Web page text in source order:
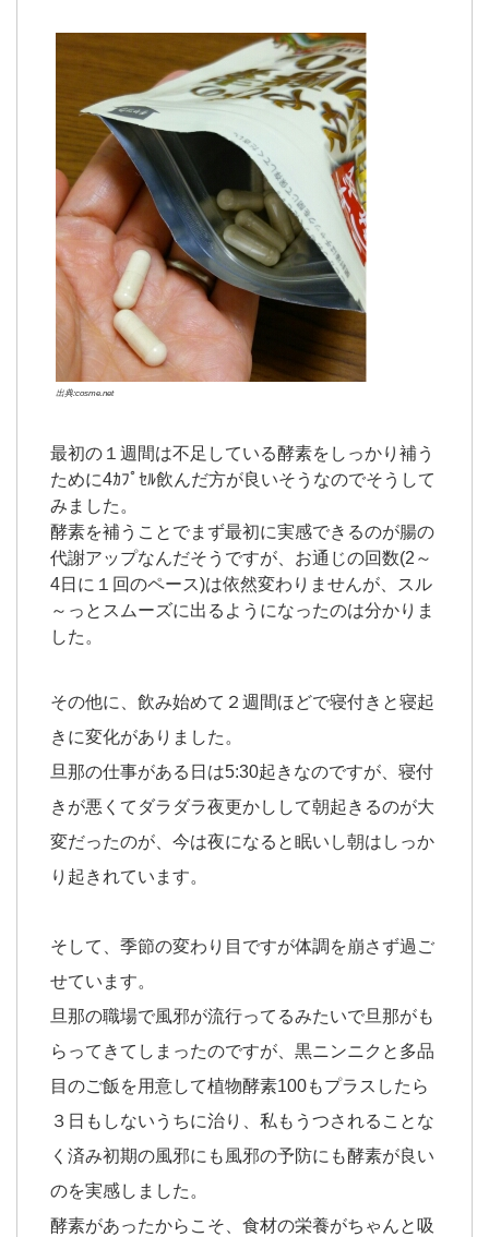
出典:cosme.net
最初の１週間は不足している酵素をしっかり補う
ために4ｶﾌﾟｾﾙ飲んだ方が良いそうなのでそうして
みました。
酵素を補うことでまず最初に実感できるのが腸の
代謝アップなんだそうですが、お通じの回数(2～
4日に１回のペース)は依然変わりませんが、スル
～っとスムーズに出るようになったのは分かりま
した。
その他に、飲み始めて２週間ほどで寝付きと寝起
きに変化がありました。
旦那の仕事がある日は5:30起きなのですが、寝付
きが悪くてダラダラ夜更かしして朝起きるのが大
変だったのが、今は夜になると眠いし朝はしっか
り起きれています。
そして、季節の変わり目ですが体調を崩さず過ご
せています。
旦那の職場で風邪が流行ってるみたいで旦那がも
らってきてしまったのですが、黒ニンニクと多品
目のご飯を用意して植物酵素100もプラスしたら
３日もしないうちに治り、私もうつされることな
く済み初期の風邪にも風邪の予防にも酵素が良い
のを実感しました。
酵素があったからこそ、食材の栄養がちゃんと吸